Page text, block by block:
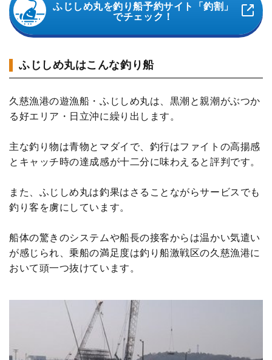
ふじしめ丸を釣り船予約サイト「釣割」
でチェック！
ふじしめ丸はこんな釣り船
久慈漁港の遊漁船・ふじしめ丸は、黒潮と親潮がぶつか
る好エリア・日立沖に繰り出します。
主な釣り物は青物とマダイで、釣行はファイトの高揚感
とキャッチ時の達成感が十二分に味わえると評判です。
また、ふじしめ丸は釣果はさることながらサービスでも
釣り客を虜にしています。
船体の驚きのシステムや船長の接客からは温かい気遣い
が感じられ、乗船の満足度は釣り船激戦区の久慈漁港に
おいて頭一つ抜けています。